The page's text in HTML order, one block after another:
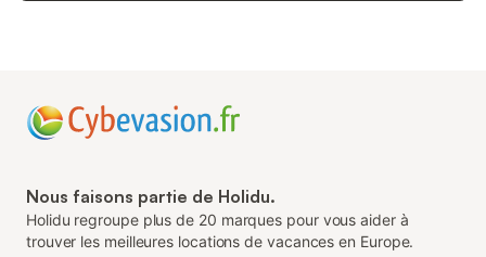
Nous faisons partie de Holidu.
Holidu regroupe plus de 20 marques pour vous aider à
trouver les meilleures locations de vacances en Europe.